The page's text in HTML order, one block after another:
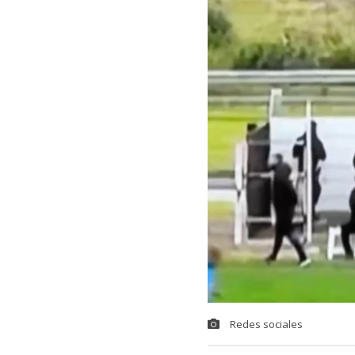
Redes sociales